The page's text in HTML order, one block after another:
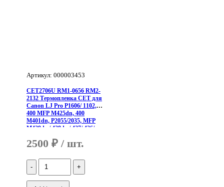
P1005,
Артикул: 000003453
CET2706U RM1-0656 RM2-
2132 Термопленка CET для
Canon LJ Pro P1606/ 1102,
400 MFP M425dn, 400
M401dn, P2055/2035, MFP
M429dw/ 428dw/ 427/ 426/
2500 ₽
Количество
CET2706U
RM1-